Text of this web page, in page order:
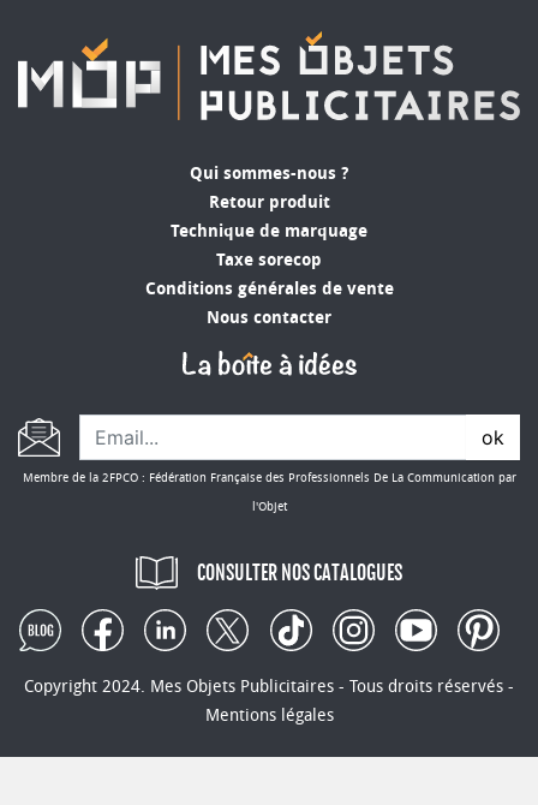
Qui sommes-nous ?
Retour produit
Technique de marquage
Taxe sorecop
Conditions générales de vente
Nous contacter
ok
Membre de la 2FPCO : Fédération Française des Professionnels De La Communication par
l'Objet
CONSULTER NOS CATALOGUES
Copyright 2024. Mes Objets Publicitaires - Tous droits réservés -
Mentions légales